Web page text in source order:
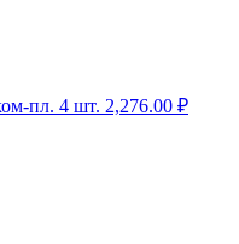
пл. 4 шт. 2,276.00 ₽